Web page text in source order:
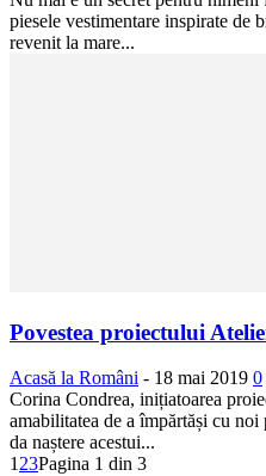
piesele vestimentare inspirate de
revenit la mare...
Povestea proiectului
Acasă la Români - 18 mai 2019 0
Corina Condrea, inițiatoarea
amabilitatea de a împărtăși cu
da naștere acestui...
123Pagina 1 din 3